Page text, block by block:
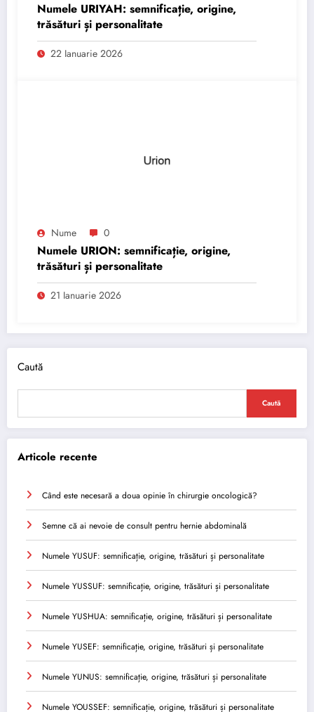
Numele URIYAH: semnificație, origine,
trăsături și personalitate
22 Ianuarie 2026
Nume 0
Numele URION: semnificație, origine,
trăsături și personalitate
21 Ianuarie 2026
Caută
Caută
Articole recente
Când este necesară a doua opinie în chirurgie oncologică?
Semne că ai nevoie de consult pentru hernie abdominală
Numele YUSUF: semnificație, origine, trăsături și personalitate
Numele YUSSUF: semnificație, origine, trăsături și personalitate
Numele YUSHUA: semnificație, origine, trăsături și personalitate
Numele YUSEF: semnificație, origine, trăsături și personalitate
Numele YUNUS: semnificație, origine, trăsături și personalitate
Numele YOUSSEF: semnificație, origine, trăsături și personalitate